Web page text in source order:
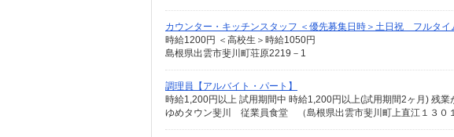
カウンター・キッチンスタッフ ＜優先募集日時＞土日祝 フルタイ
時給1200円 ＜高校生＞時給1050円
島根県出雲市斐川町荘原2219－1
調理員【アルバイト・パート】
時給1,200円以上 試用期間中 時給1,200円以上(試用期間2ヶ月) 残業
ゆめタウン斐川 従業員食堂 （島根県出雲市斐川町上直江１３０